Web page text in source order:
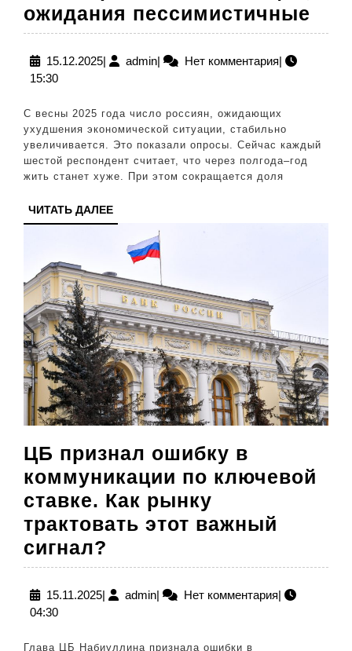
ожидания пессимистичные
на
15.12.202515.12.2025
| adminadmin
| Нет комментария|
15:30
С весны 2025 года число россиян, ожидающих
ухудшения экономической ситуации, стабильно
увеличивается. Это показали опросы. Сейчас каждый
шестой респондент считает, что через полгода–год
жить станет хуже. При этом сокращается доля
ЧИТАТЬ ДАЛЕЕЧИТАТЬ
ДАЛЕЕ
ЦБ признал ошибку в
коммуникации по ключевой
ставке. Как рынку
трактовать этот важный
сигнал?
признал
ошибку
коммуникации
15.11.202515.11.2025
| adminadmin
| Нет комментария|
04:30
Глава ЦБ Набиуллина признала ошибки в